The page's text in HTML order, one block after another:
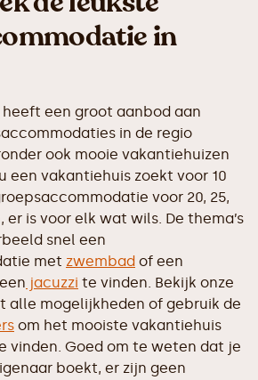
in
een groot aanbod aan
in de regio
ook mooie vakantiehuizen
een vakantiehuis zoekt voor 10
voor 20, 25,
er is voor elk wat wils. De thema’s
snel een
met zwembad of een
jacuzzi te vinden. Bekijk onze
alle mogelijkheden of gebruik de
om het mooiste vakantiehuis
vinden. Goed om te weten dat je
boekt, er zijn geen